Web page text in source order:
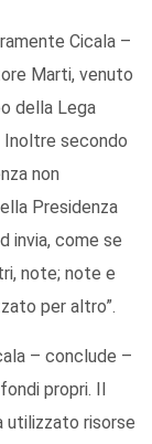
Cicala –
Marti, venuto
della Lega
secondo
non
Presidenza
invia, come se
note; note e
per altro”.
– conclude –
propri. Il
utilizzato risorse